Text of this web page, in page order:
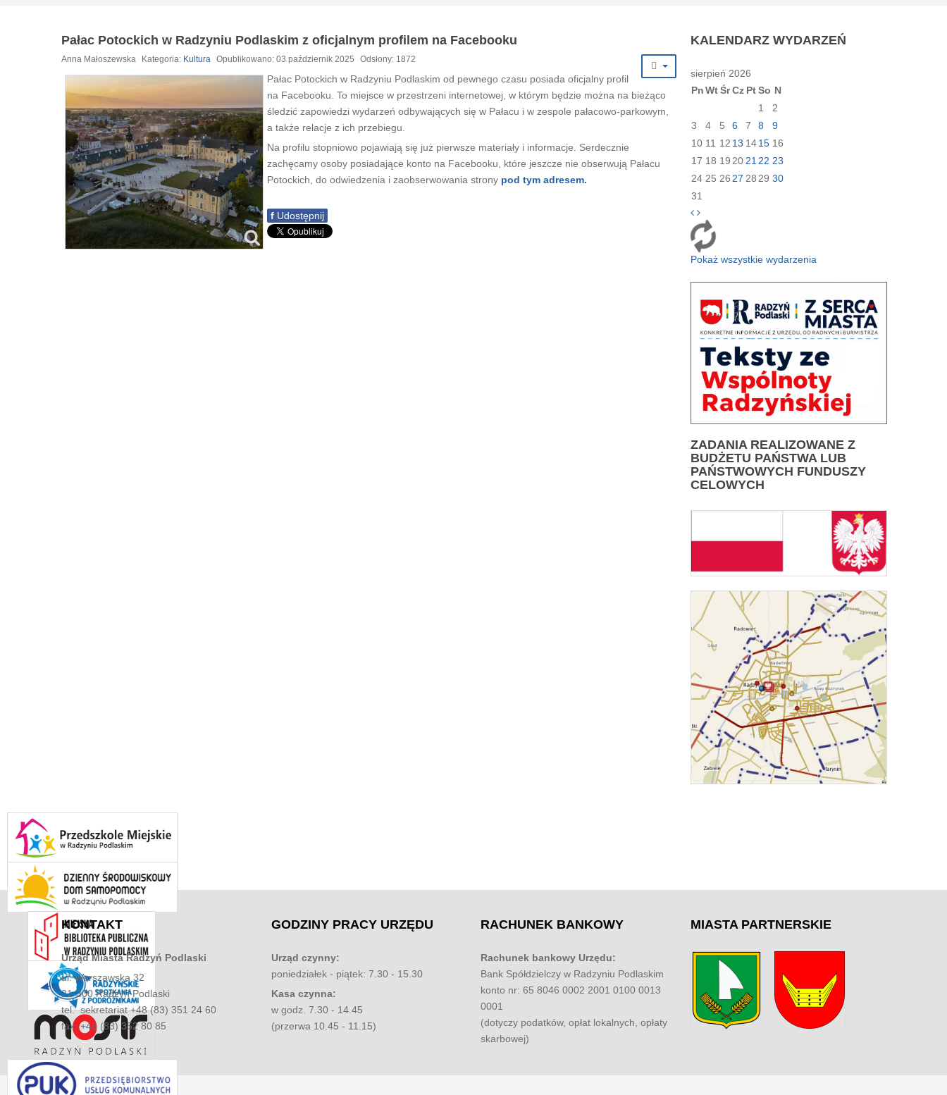
Pałac Potockich w Radzyniu Podlaskim z oficjalnym profilem na Facebooku
Anna Małoszewska Kategoria: Kultura Opublikowano: 03 październik 2025 Odsłony: 1872
Pałac Potockich w Radzyniu Podlaskim od pewnego czasu posiada oficjalny profil
na Facebooku. To miejsce w przestrzeni internetowej, w którym będzie można na bieżąco
śledzić zapowiedzi wydarzeń odbywających się w Pałacu i w zespole pałacowo-parkowym,
a także relacje z ich przebiegu.
Na profilu stopniowo pojawiają się już pierwsze materiały i informacje. Serdecznie
zachęcamy osoby posiadające konto na Facebooku, które jeszcze nie obserwują Pałacu
Potockich, do odwiedzenia i zaobserwowania strony pod tym adresem.
f Udostępnij
KALENDARZWYDARZEŃ
sierpień 2026
PnWt Śr Cz Pt So N
1
2
3
4 5 6 7 8
9
10 11 12 13 14 15 16
17 18 19 20 21 22 23
24 25 26 27 28 29 30
31
Pokaż wszystkie wydarzenia
ZADANIAREALIZOWANE Z
BUDŻETU PAŃSTWA LUB
PAŃSTWOWYCH FUNDUSZY
CELOWYCH
KONTAKT
Urząd MiastaRadzyń Podlaski
ul. Warszawska 32
21-300 Radzyń Podlaski
tel. sekretariat +48 (83) 351 24 60
fax: +48 (83) 352 80 85
GODZINYPRACY URZĘDU
Urząd czynny:
poniedziałek - piątek: 7.30 - 15.30
Kasa czynna:
w godz. 7.30 - 14.45
(przerwa 10.45 - 11.15)
RACHUNEK BANKOWY
Rachunek bankowy Urzędu:
Bank Spółdzielczy w Radzyniu Podlaskim
konto nr: 65 8046 0002 2001 0100 0013
0001
(dotyczy podatków, opłat lokalnych, opłaty
skarbowej)
MIASTAPARTNERSKIE